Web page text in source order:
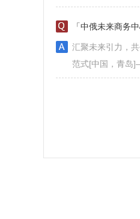
「中俄未来商务
汇聚未来引力，
范式[中国，青岛